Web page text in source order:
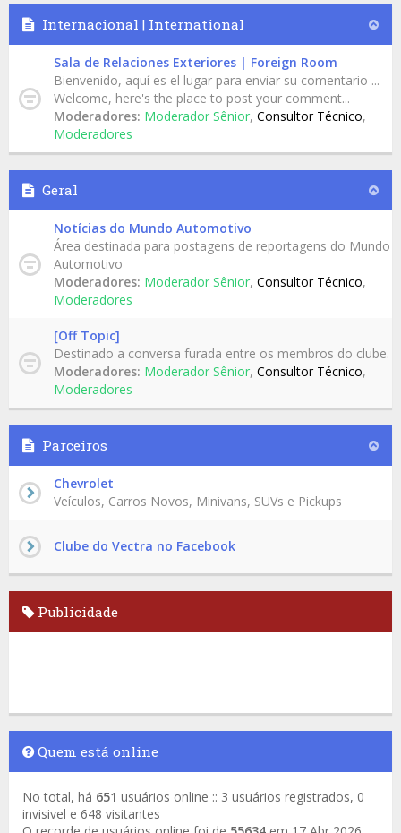
Internacional | International
Sala de Relaciones Exteriores | Foreign Room
Bienvenido, aquí es el lugar para enviar su comentario ...
Welcome, here's the place to post your comment...
Moderadores: Moderador Sênior, Consultor Técnico,
Moderadores
Geral
Notícias do Mundo Automotivo
Área destinada para postagens de reportagens do Mundo
Automotivo
Moderadores: Moderador Sênior, Consultor Técnico,
Moderadores
[Off Topic]
Destinado a conversa furada entre os membros do clube.
Moderadores: Moderador Sênior, Consultor Técnico,
Moderadores
Parceiros
Chevrolet
Veículos, Carros Novos, Minivans, SUVs e Pickups
Clube do Vectra no Facebook
Publicidade
Quem está online
No total, há 651 usuários online :: 3 usuários registrados, 0
invisivel e 648 visitantes